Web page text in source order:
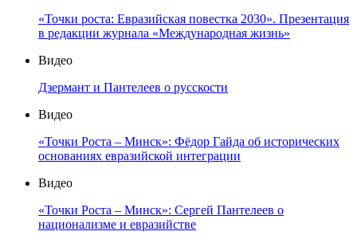
«Точки роста: Евразийская повестка 2030». Презентация
в редакции журнала «Международная жизнь»
Видео
Дзермант и Пантелеев о русскости
Видео
«Точки Роста – Минск»: Фёдор Гайда об исторических
основаниях евразийской интеграции
Видео
«Точки Роста – Минск»: Сергей Пантелеев о
национализме и евразийстве